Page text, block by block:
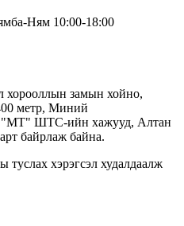
Ням 10:00-18:00
хорооллын замын хойно,
метр, Миний
"МТ" ШТС-ийн хажууд, Алтан
байрлаж байна.
туслах хэрэгсэл худалдаалж